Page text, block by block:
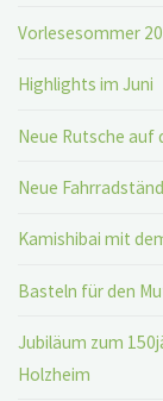
Vorlesesommer
Highlights im Juni
Neue Rutsche auf
Neue
Kamishibai mit
Basteln für den
Jubiläum zum
Holzheim